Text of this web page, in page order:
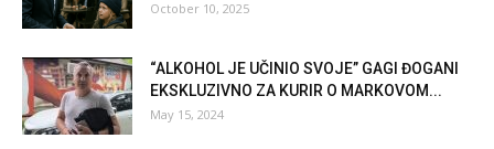
October 10, 2025
“ALKOHOL JE UČINIO SVOJE” GAGI ĐOGANI
EKSKLUZIVNO ZA KURIR O MARKOVOM...
May 15, 2024